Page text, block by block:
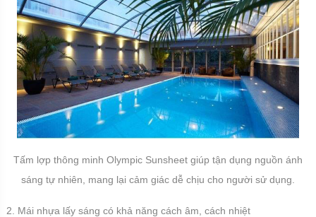
Tấm lợp thông minh Olympic Sunsheet giúp tận dụng nguồn ánh
sáng tự nhiên, mang lại cảm giác dễ chịu cho người sử dụng.
2. Mái nhựa lấy sáng có khả năng cách âm, cách nhiệt